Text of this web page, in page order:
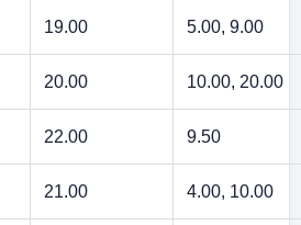
19.00 5.00, 9.00
20.00 10.00, 20.00
22.00 9.50
21.00 4.00, 10.00